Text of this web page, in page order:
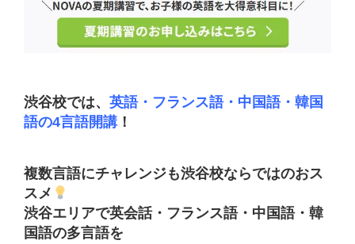
渋谷校では、 英語・フランス語・中国語・韓国
語の4言語開講 ！
複数言語にチャレンジも渋谷校ならではのおス
スメ
渋谷エリアで英会話・フランス語・中国語・韓
国語の多言語を